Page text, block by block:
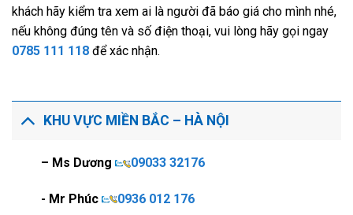
khách hãy kiểm tra xem ai là người đã báo giá cho mình nhé,
nếu không đúng tên và số điện thoại, vui lòng hãy gọi ngay
0785 111 118 để xác nhận.
KHU VỰC MIỀN BẮC – HÀ NỘI
– Ms Dương 09033 32176
- Mr Phúc 0936 012 176